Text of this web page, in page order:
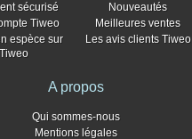
sécurisé
Tiweo
espèce sur
Tiweo
Nouveautés
Meilleures ventes
Les avis clients Tiweo
A propos
Qui sommes-nous
Mentions légales